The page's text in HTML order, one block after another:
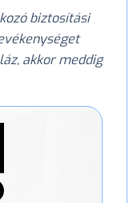
biztosítási
akkor meddig